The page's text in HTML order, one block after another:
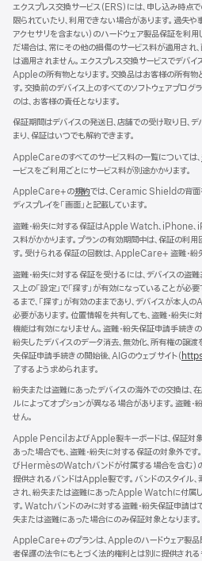
ウ
イ
ン
ド
ウ
で
開
き
ま
す）
エクスプレス交換サービス（ERS）には、申し込み時
限られていたり、利用できない場合があります。過失
アクセサリを含まない）のハードウェア製品保証を利
だ場合は、常にその他の損傷のサービス料が適用され
は適用されません。エクスプレス交換サービスでデバ
Appleの所有物となります。交換品はお客様の所有物
す。交換前のデバイス上のすべてのソフトウェアプログ
のは、お客様の責任となります。
保証期間はデバイスの発送日、店舗での受け取り日、
まり、保証はいつでも解約できます。
AppleCareのすべてのサービス料の一覧については、
ービスをご利用ごとにサービス料が別途かかります。
AppleCare+の規約（新
規
イ
ン
ド
ウ
で
開
き
ま
す）
では、Ceramic Shieldの背面
ディスプレイを「画面」と記載しています。
盗難・紛失に対する保証はApple Watch、iPhone、
ス料がかかります。プランの有効期間中は、保証の利
す。受けられる保証の回数は、AppleCare+ 盗難・紛
盗難・紛失に対する保証を受けるには、デバイスの盗
ス上の「設定」で「探す」が有効になっていることが必
るまで、「探す」が有効のままであり、デバイスが本
必要があります。位置情報を共有しても、盗難・紛失に
機能は有効になりません。盗難・紛失保証申請手続き
紛失したデバイスのデータ消去、無効化、所有権の譲
失保証申請手続きの開始後、AIGのウェブサイト（
了するよう求められます。
紛失または盗難にあったデバイスの海外での交換は、在
ルによってオプションが異なる場合があります。盗難
せん。
Apple PencilおよびApple製キーボードは、保証対
あった場合でも、盗難・紛失に対する保証の対象外
びHermèsのWatchバンドが付属する場合を含む）の
提供されるバンドはApple製です。バンドのスタイル
され、紛失または盗難にあったApple Watchに付属
す。Watchバンドのみに対する盗難・紛失保証申請
失または盗難にあった場合にのみ保証対象となります。
AppleCare+のプランは、Appleのハードウェア製品
者保護の法令にもとづく法的権利とは別に提供される